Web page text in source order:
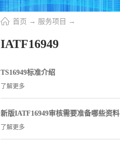
首页 → 服务项目 →
IATF16949
TS16949标准介绍
了解更多
新版IATF16949审核需要准备哪些资料
了解更多